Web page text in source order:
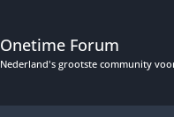
Onetime Forum
Nederland's grootste community